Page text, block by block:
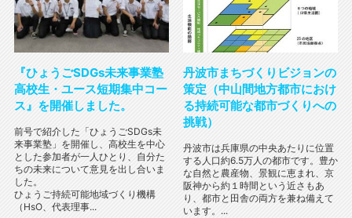
『ひょうごSDGs未来事業塾
高校生・ユース短期集中コー
ス』を開催しました。
前号で紹介した「ひょうごSDGs未
来事業塾」を開催し、高校生を中心
とした参加者が一人ひとり、自分た
ちの未来について意見を出し合いま
した。
ひょうご持続可能地域づくり機構
（HsO、代表理事...
丹波市まちづくりビジョンの
策定（中山間地方都市におけ
る持続可能な都市づくりへの
挑戦）
丹波市は兵庫県の中央あたりに位置
する人口約6.5万人の都市です。豊か
な自然と農産物、景観に恵まれ、京
阪神から約１時間という近さもあ
り、都市と田舎の両方を兼ね備えて
います。...